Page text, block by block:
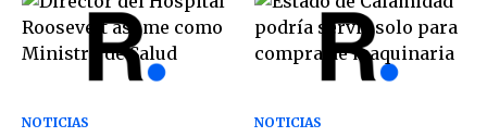
NOTICIAS NOTICIAS